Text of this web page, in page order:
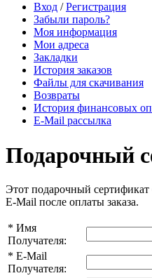
Вход /Регистрация
Забыли пароль?
Моя информация
Мои адреса
Закладки
История заказов
Файлы для скачивания
Возвраты
История финансовых
E-Mail рассылка
Подарочный
Этот подарочный сертификат
E-Mail после оплаты заказа.
* Имя
Получателя:
* E-Mail
Получателя: